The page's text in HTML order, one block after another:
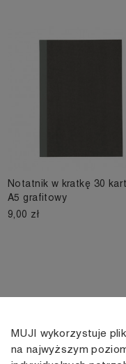
Notatnik w kratkę 30
A5 grafitowy
9,00 zł
KONTAKT
MUJI wykorzystuje
na najwyższym